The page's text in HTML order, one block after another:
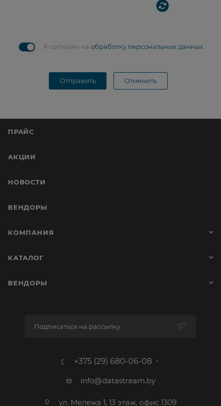
Я согласен на обработку персональных данных
Отправить Отменить
ПРАЙС
АКЦИИ
НОВОСТИ
ВЕНДОРЫ
КОМПАНИЯ
КАТАЛОГ
ВЕНДОРЫ
Подписаться на рассылку
+375 (29) 680-06-08
info@datastream.by
ул. Мележа 1, 13 этаж, офис 1309